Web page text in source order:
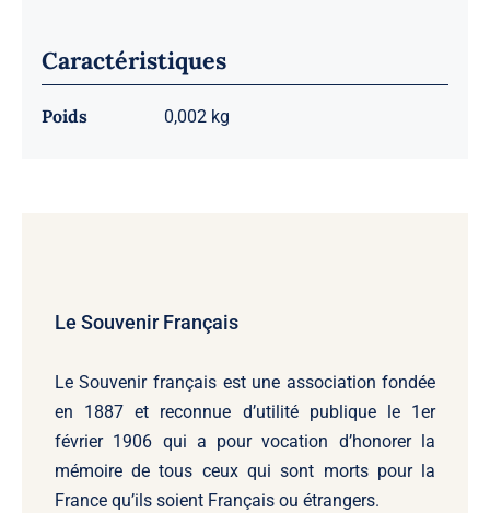
Caractéristiques
Poids 0,002 kg
Le Souvenir Français
Le Souvenir français est une association fondée
en 1887 et reconnue d’utilité publique le 1er
février 1906 qui a pour vocation d’honorer la
mémoire de tous ceux qui sont morts pour la
France qu’ils soient Français ou étrangers.